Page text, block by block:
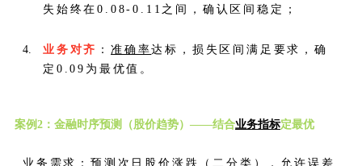
失始终在0.08-0.11之间，确认区间稳定；
业务对齐 ：准确率达标，损失区间满足要求，确
定0.09为最优值。
案例2：金融时序预测（股价趋势）——结合业务指标定最优
业务需求：预测次日股价涨跌（二分类 ），允许误差